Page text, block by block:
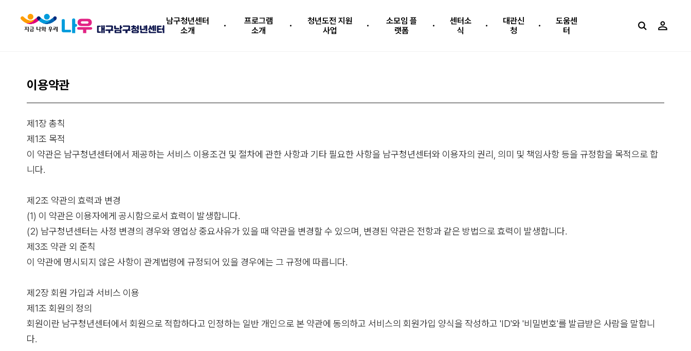
남구청년센터
소개
프로그램
소개
청년도전 지원
사업
소모임 플
랫폼
센터소
식
대관신
청
도움센
터
이용약관
제1장 총칙
제1조 목적
이 약관은 남구청년센터에서 제공하는 서비스 이용조건 및 절차에 관한 사항과 기타 필요한 사항을 남구청년센터와 이용자의 권리, 의미 및 책임사항 등을 규정함을 목적으로 합
니다.
제2조 약관의 효력과 변경
(1) 이 약관은 이용자에게 공시함으로서 효력이 발생합니다.
(2) 남구청년센터는 사정 변경의 경우와 영업상 중요사유가 있을 때 약관을 변경할 수 있으며, 변경된 약관은 전항과 같은 방법으로 효력이 발생합니다.
제3조 약관 외 준칙
이 약관에 명시되지 않은 사항이 관계법령에 규정되어 있을 경우에는 그 규정에 따릅니다.
제2장 회원 가입과 서비스 이용
제1조 회원의 정의
회원이란 남구청년센터에서 회원으로 적합하다고 인정하는 일반 개인으로 본 약관에 동의하고 서비스의 회원가입 양식을 작성하고 'ID'와 '비밀번호'를 발급받은 사람을 말합니
다.